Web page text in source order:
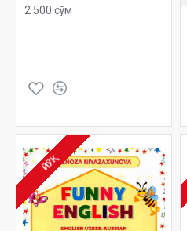
2 500 сўм
ЙЎҚ